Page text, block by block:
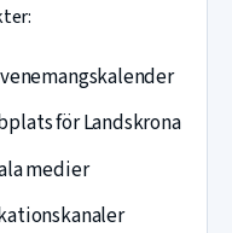
för Landskrona
medier